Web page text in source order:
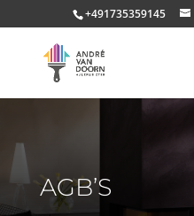
+491735359145
AGB’S